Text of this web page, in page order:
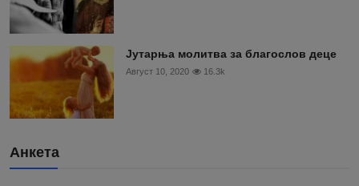
Јутарња молитва за благослов деце
Август 10, 2020 16.3k
Анкета